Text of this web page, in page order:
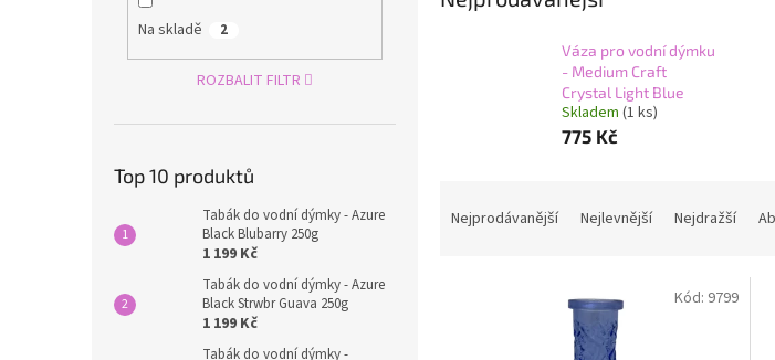
Na skladě 2
ROZBALIT FILTR
Top 10 produktů
Tabák do vodní dýmky - Azure
Black Blubarry 250g
1 199 Kč
Tabák do vodní dýmky - Azure
Black Strwbr Guava 250g
1 199 Kč
Tabák do vodní dýmky -
Váza pro vodní dýmku
- Medium Craft
Crystal Light Blue
Skladem (1 ks)
775 Kč
Nejprodávanější Nejlevnější Nejdražší
Kód: 9799